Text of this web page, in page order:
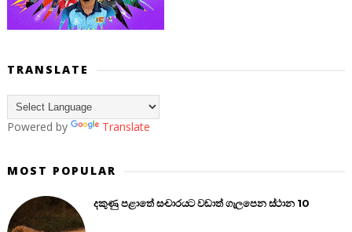
TRANSLATE
Powered by Translate
MOST POPULAR
දකුණු පළාතේ සංචාරයට වඩාත් ගැලපෙන ස්ථාන 10